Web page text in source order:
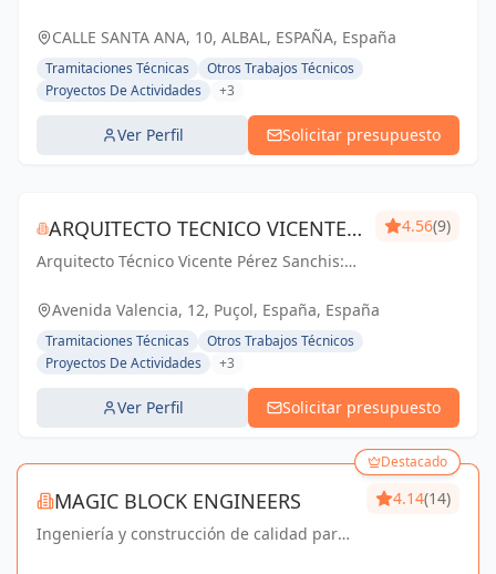
Soluciones profesionales para proyectos
CALLE SANTA ANA, 10, ALBAL, ESPAÑA, España
Tramitaciones Técnicas
Otros Trabajos Técnicos
Proyectos De Actividades
+3
Ver Perfil Solicitar presupuesto
ARQUITECTO TECNICO VICENTE
PÉREZ SANCHIS
Arquitecto Técnico Vicente Pérez Sanchis:
transformando ideas en realidad.
4.56(9)
Avenida Valencia, 12, Puçol, España, España
Tramitaciones Técnicas
Otros Trabajos Técnicos
Proyectos De Actividades
+3
Ver Perfil Solicitar presupuesto
Destacado
MAGIC BLOCK ENGINEERS
Ingeniería y construcción de calidad para
4.14(14)